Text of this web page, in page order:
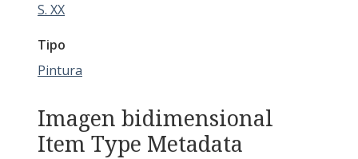
S. XX
Tipo
Pintura
Imagen bidimensional
Item Type Metadata